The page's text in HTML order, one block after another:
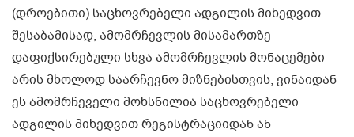
(დროებითი) საცხოვრებელი ადგილის მიხედვით.
შესაბამისად, ამომრჩევლის მისამართზე
დაფიქსირებული სხვა ამომრჩევლის მონაცემები
არის მხოლოდ საარჩევნო მიზნებისთვის, ვინაიდან
ეს ამომრჩეველი მოხსნილია საცხოვრებელი
ადგილის მიხედვით რეგისტრაციიდან ან